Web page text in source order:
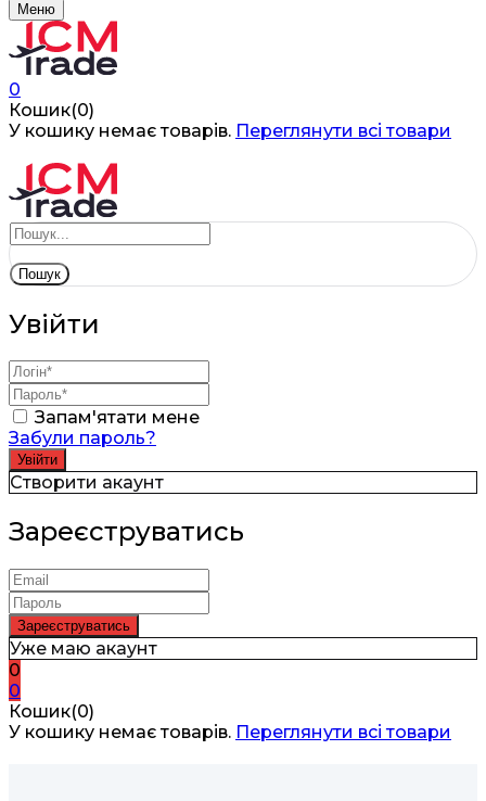
Меню
0
Кошик(0)
У кошику немає товарів. Переглянути всі товари
Пошук
Увійти
Запам'ятати мене
Забули пароль?
Створити акаунт
Зареєструватись
Уже маю акаунт
0
0
Кошик(0)
У кошику немає товарів. Переглянути всі товари